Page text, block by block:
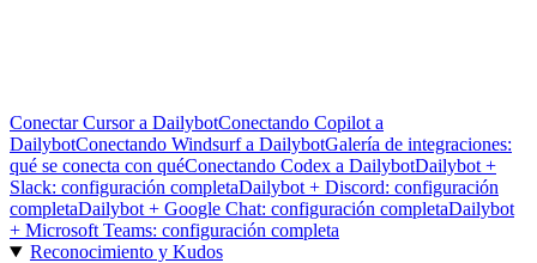
Conectar Cursor a DailybotConectando Copilot a
DailybotConectando Windsurf a DailybotGalería de integraciones:
qué se conecta con quéConectando Codex a DailybotDailybot +
Slack: configuración completaDailybot + Discord: configuración
completaDailybot + Google Chat: configuración completaDailybot
+ Microsoft Teams: configuración completa
Reconocimiento y Kudos